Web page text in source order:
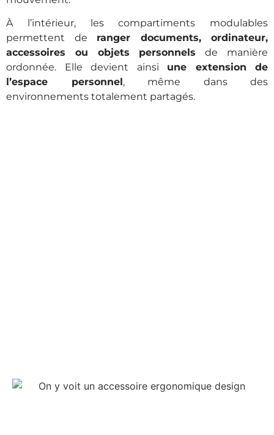
À l’intérieur, les compartiments modulables
permettent de ranger documents, ordinateur,
accessoires ou objets personnels de manière
ordonnée. Elle devient ainsi une extension de
l’espace personnel, même dans des
environnements totalement partagés.